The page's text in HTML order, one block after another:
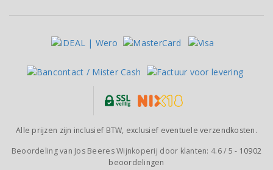
Alle prijzen zijn inclusief BTW, exclusief eventuele verzendkosten.
Beoordeling van Jos Beeres Wijnkoperij door klanten: 4.6/ 5 - 10902
beoordelingen